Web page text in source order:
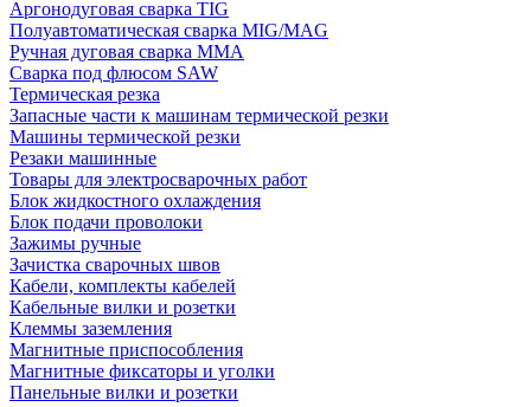
Аргонодуговая сварка TIG
Полуавтоматическая сварка MIG/MAG
Ручная дуговая сварка MMA
Сварка под флюсом SAW
Термическая резка
Запасные части к машинам термической резки
Машины термической резки
Резаки машинные
Товары для электросварочных работ
Блок жидкостного охлаждения
Блок подачи проволоки
Зажимы ручные
Зачистка сварочных швов
Кабели, комплекты кабелей
Кабельные вилки и розетки
Клеммы заземления
Магнитные приспособления
Магнитные фиксаторы и уголки
Панельные вилки и розетки